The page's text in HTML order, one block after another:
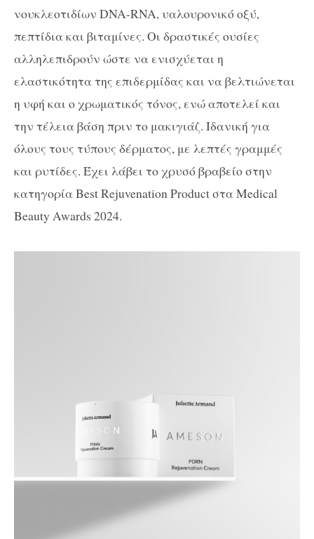
νουκλεοτιδίων DNA-RNA, υαλουρονικό οξύ,
πεπτίδια και βιταμίνες. Οι δραστικές ουσίες
αλληλεπιδρούν ώστε να ενισχύεται η
ελαστικότητα της επιδερμίδας και να βελτιώνεται
η υφή και ο χρωματικός τόνος, ενώ αποτελεί και
την τέλεια βάση πριν το μακιγιάζ. Ιδανική για
όλους τους τύπους δέρματος, με λεπτές γραμμές
και ρυτίδες. Έχει λάβει το χρυσό βραβείο στην
κατηγορία Best Rejuvenation Product στα Medical
Beauty Awards 2024.